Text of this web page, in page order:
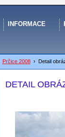
DETAIL
Prčice 2008› Detail
INFORMACE